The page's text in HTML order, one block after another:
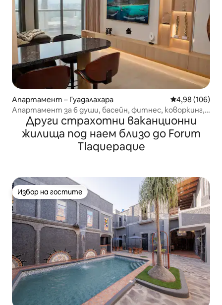
Апартамент – Гуадалахара Средна
4,98 (106)
Апартамент за 6 души, басейн, фитнес, коворкинг,
паркинг
Други страхотни ваканционни
жилища под наем близо до Forum
Tlaquepaque
Избор на гостите
Избор на гостите